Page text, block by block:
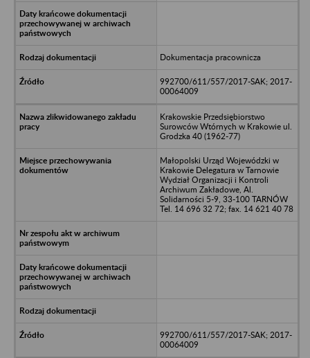
Dokumentacja pracownicza
992700/611/557/2017-SAK; 2017-
00064009
Krakowskie Przedsiębiorstwo
Surowców Wtórnych w Krakowie ul.
Grodzka 40 (1962-77)
Małopolski Urząd Wojewódzki w
Krakowie Delegatura w Tarnowie
Wydział Organizacji i Kontroli
Archiwum Zakładowe, Al.
Solidarności 5-9, 33-100 TARNÓW
Tel. 14 696 32 72; fax. 14 621 40 78
992700/611/557/2017-SAK; 2017-
00064009